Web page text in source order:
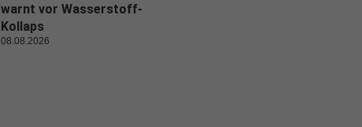
warnt vor Wasserstoff-
Kollaps
08.08.2026